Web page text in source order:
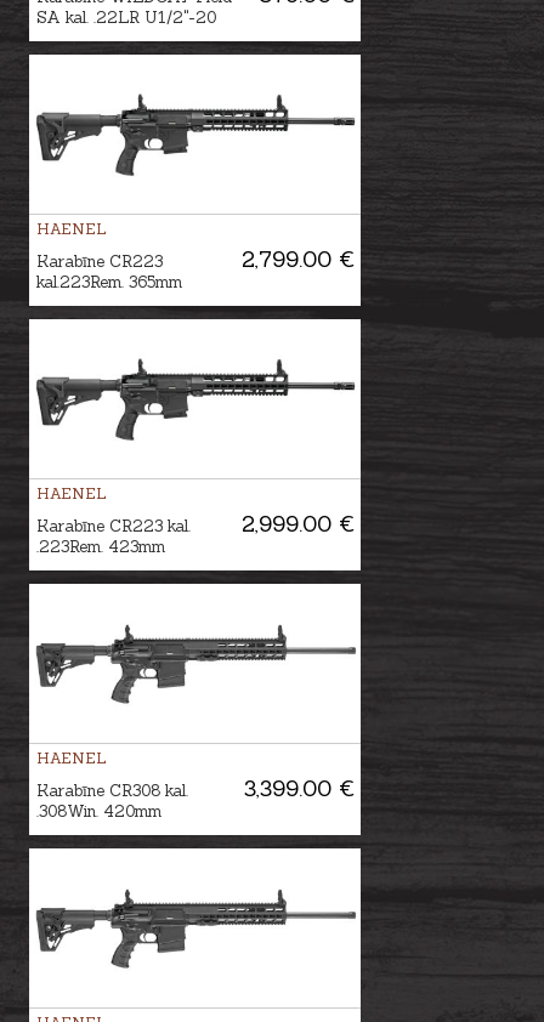
SA kal. .22LR U1/2"-20
HAENEL
2,799.00 €
Karabīne CR223
kal.223Rem. 365mm
HAENEL
2,999.00 €
Karabīne CR223 kal.
.223Rem. 423mm
HAENEL
3,399.00 €
Karabīne CR308 kal.
.308Win. 420mm